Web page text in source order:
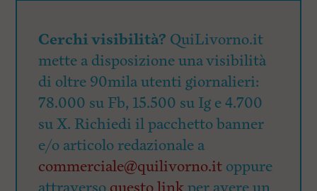
Cerchi visibilità? QuiLivorno.it
mette a disposizione una visibilità
di oltre 90mila utenti giornalieri:
78.000 su Fb, 15.500 su Ig e 4.700
su X. Richiedi il pacchetto banner
e/o articolo redazionale a
commerciale@quilivorno.it oppure